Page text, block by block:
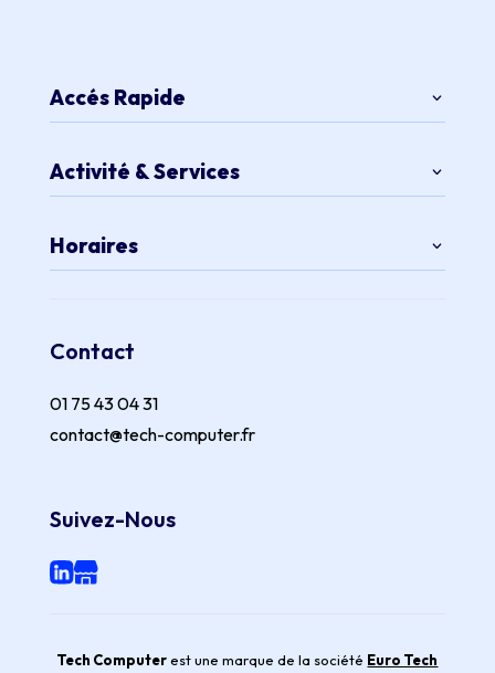
Accés Rapide
Activité & Services
Horaires
Contact
01 75 43 04 31
contact@tech-computer.fr
Suivez-Nous
Tech Computerest une marque de la société Euro Tech